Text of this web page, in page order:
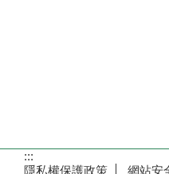
:::
隱私權保護政策
網站安